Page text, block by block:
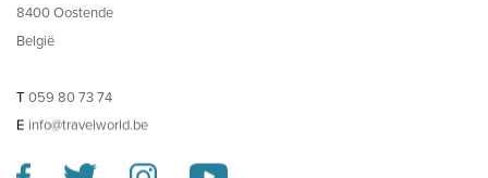
8400 Oostende
België
T 059 80 73 74
E info@travelworld.be